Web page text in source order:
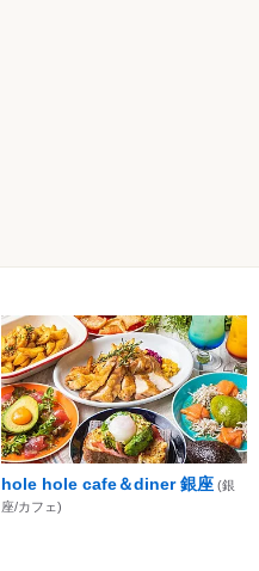
hole hole cafe＆diner 銀座 (銀
座/カフェ)